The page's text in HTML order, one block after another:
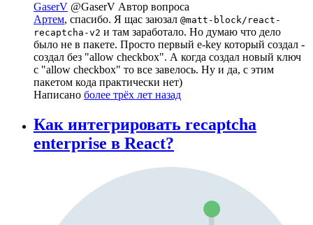
GaserV @GaserV Автор вопроса
Артем, спасибо. Я щас заюзал @matt-block/react-
recaptcha-v2 и там заработало. Но думаю что дело
было не в пакете. Просто первый e-key который создал -
создал без "allow checkbox". А когда создал новый ключ
с "allow checkbox" то все завелось. Ну и да, с этим
пакетом кода практически нет)
Написано более трёх лет назад
Как интегрировать recaptcha
enterprise в React?